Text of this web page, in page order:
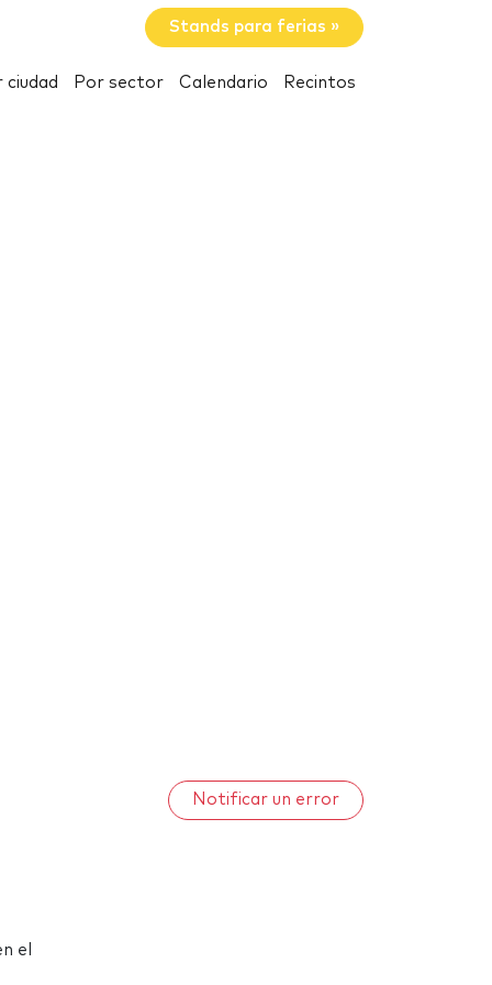
Stands para ferias »
ciudad Por sector Calendario Recintos
Notificar un error
el